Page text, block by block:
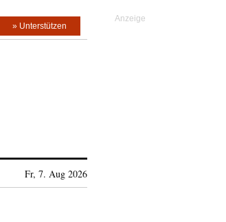
» Unterstützen
Fr, 7. Aug 2026